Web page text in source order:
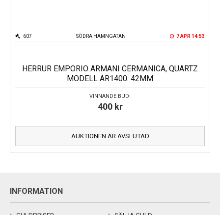
SÖDRA HAMNGATAN
607 7 APR 14:53
HERRUR EMPORIO ARMANI CERMANICA, QUARTZ
MODELL AR1400. 42MM
VINNANDE BUD:
400 kr
AUKTIONEN ÄR AVSLUTAD
INFORMATION